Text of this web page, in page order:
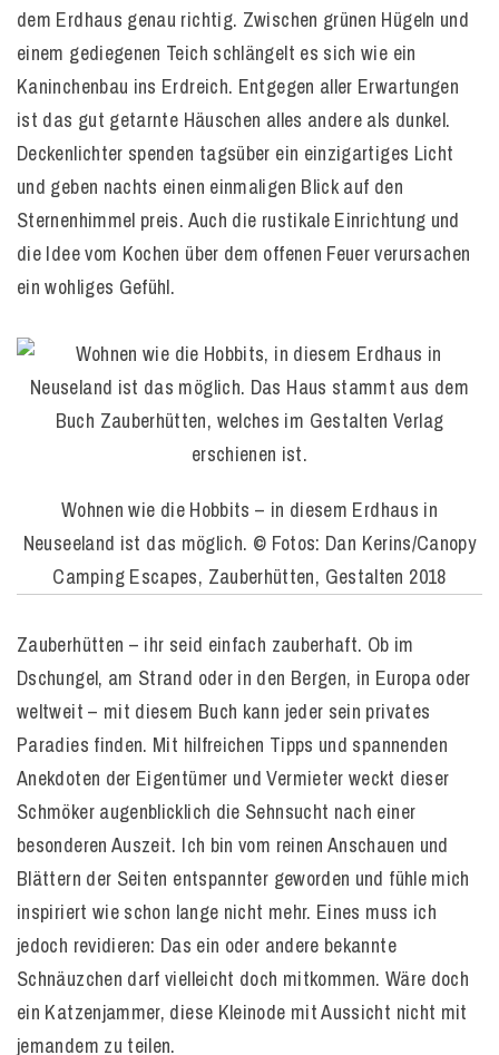
dem Erdhaus genau richtig. Zwischen grünen Hügeln und
einem gediegenen Teich schlängelt es sich wie ein
Kaninchenbau ins Erdreich. Entgegen aller Erwartungen
ist das gut getarnte Häuschen alles andere als dunkel.
Deckenlichter spenden tagsüber ein einzigartiges Licht
und geben nachts einen einmaligen Blick auf den
Sternenhimmel preis. Auch die rustikale Einrichtung und
die Idee vom Kochen über dem offenen Feuer verursachen
ein wohliges Gefühl.
Wohnen wie die Hobbits – in diesem Erdhaus in
Neuseeland ist das möglich. © Fotos: Dan Kerins/Canopy
Camping Escapes, Zauberhütten, Gestalten 2018
Zauberhütten – ihr seid einfach zauberhaft. Ob im
Dschungel, am Strand oder in den Bergen, in Europa oder
weltweit – mit diesem Buch kann jeder sein privates
Paradies finden. Mit hilfreichen Tipps und spannenden
Anekdoten der Eigentümer und Vermieter weckt dieser
Schmöker augenblicklich die Sehnsucht nach einer
besonderen Auszeit. Ich bin vom reinen Anschauen und
Blättern der Seiten entspannter geworden und fühle mich
inspiriert wie schon lange nicht mehr. Eines muss ich
jedoch revidieren: Das ein oder andere bekannte
Schnäuzchen darf vielleicht doch mitkommen. Wäre doch
ein Katzenjammer, diese Kleinode mit Aussicht nicht mit
jemandem zu teilen.